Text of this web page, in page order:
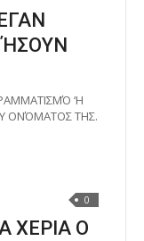
‘Η
ΟΝΌΜΑΤΟΣ ΤΗΣ.
0
ΧΕΡΙΑ Ο